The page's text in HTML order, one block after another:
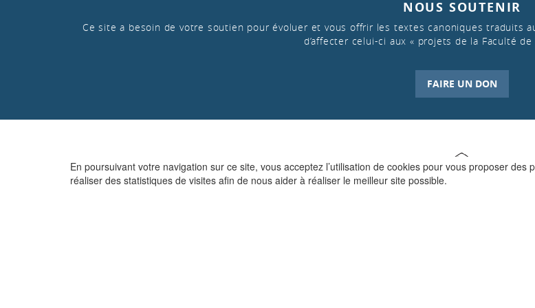
En poursuivant votre navigation sur ce site, vous acceptez l’utilisation de cookies pour vous proposer des
réaliser des statistiques de visites afin de nous aider à réaliser le meilleur site possible.
NOUS SOUTENIR
Ce site a besoin de votre soutien pour évoluer et vous offrir les textes canoniques traduits
d’affecter celui-ci aux « projets de la Faculté
FAIRE UN DON